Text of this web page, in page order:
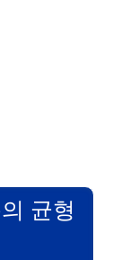
균형